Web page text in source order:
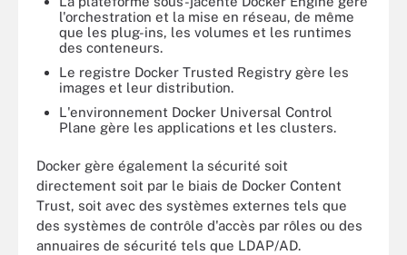
l'orchestration et la mise en réseau, de même
que les plug-ins, les volumes et les runtimes
des conteneurs.
Le registre Docker Trusted Registry gère les
images et leur distribution.
L'environnement Docker Universal Control
Plane gère les applications et les clusters.
Docker gère également la sécurité soit
directement soit par le biais de Docker Content
Trust, soit avec des systèmes externes tels que
des systèmes de contrôle d'accès par rôles ou des
annuaires de sécurité tels que LDAP/AD.